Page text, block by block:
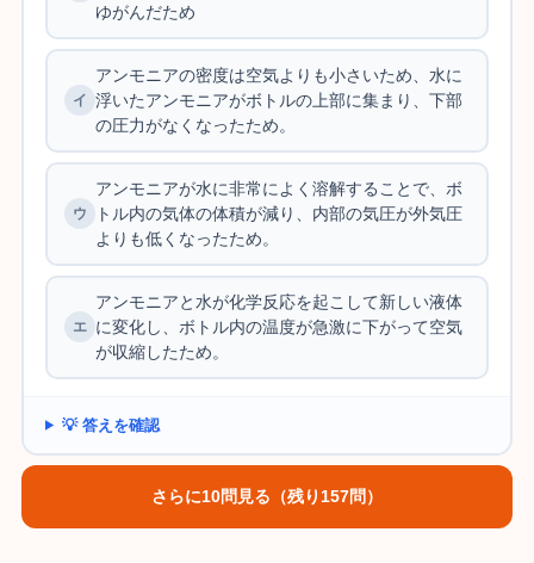
ゆがんだため
アンモニアの密度は空気よりも小さいため、水に
浮いたアンモニアがボトルの上部に集まり、下部
の圧力がなくなったため。
アンモニアが水に非常によく溶解することで、ボ
トル内の気体の体積が減り、内部の気圧が外気圧
よりも低くなったため。
アンモニアと水が化学反応を起こして新しい液体
に変化し、ボトル内の温度が急激に下がって空気
が収縮したため。
💡 答えを確認
さらに10問見る（残り157問）